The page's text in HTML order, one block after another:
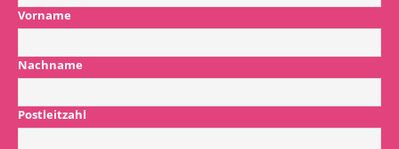
Vorname
Nachname
Postleitzahl